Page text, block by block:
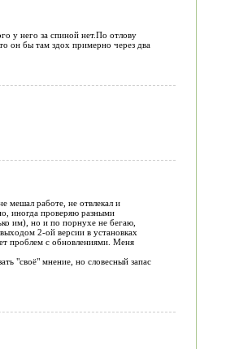
у него за спиной нет.По отлову
он бы там здох примерно через два
мешал работе, не отвлекал и
иногда проверяю разными
им), но и по порнухе не бегаю,
2-ой версии в установках
проблем с обновлениями. Меня
"своё" мнение, но словесный запас